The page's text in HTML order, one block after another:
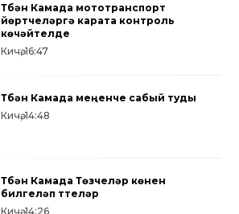
Түбән Камада мототранспорт
йөртүчеләргә карата контроль
көчәйтелде
Кичә, 16:47
Түбән Камада меңенче сабый туды
Кичә, 14:48
Түбән Камада Төзүчеләр көнен
билгеләп үттеләр
Кичә, 14:26